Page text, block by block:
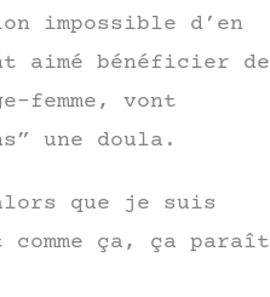
impossible d’en
aimé bénéficier de
femme, vont
une doula.
que je suis
comme ça, ça paraît